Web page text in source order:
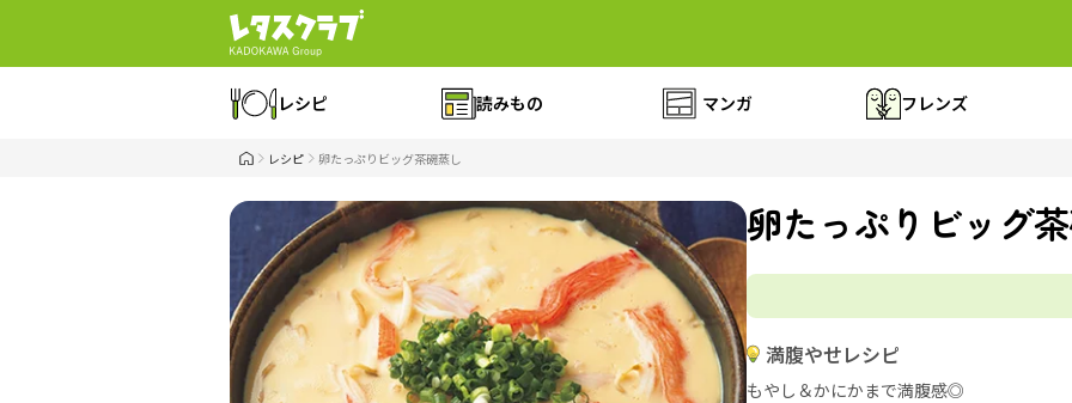
レシピ 読みもの マンガ フレンズ
レシピ 卵たっぷりビッグ茶碗蒸し
卵たっぷりビッグ
満腹やせレシピ
もやし＆かにかまで満腹感◎